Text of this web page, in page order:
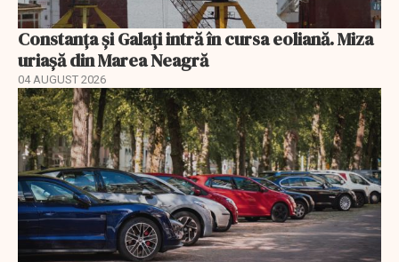
Constanța și Galați intră în cursa eoliană. Miza
uriașă din Marea Neagră
04 AUGUST 2026